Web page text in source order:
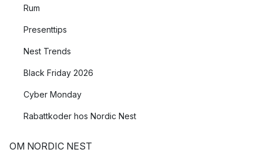
Rum
Presenttips
Nest Trends
Black Friday 2026
Cyber Monday
Rabattkoder hos Nordic Nest
OM NORDIC NEST